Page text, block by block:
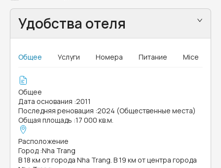
Удобства отеля
Общее Услуги Номера Питание Mice
Общее
Дата основания :2011
Последняя реновация :2024 (Общественные места)
Общая площадь :17 000 кв.м.
Расположение
Город :Nha Trang
В 18 км от города Nha Trang. В 19 км от центра города